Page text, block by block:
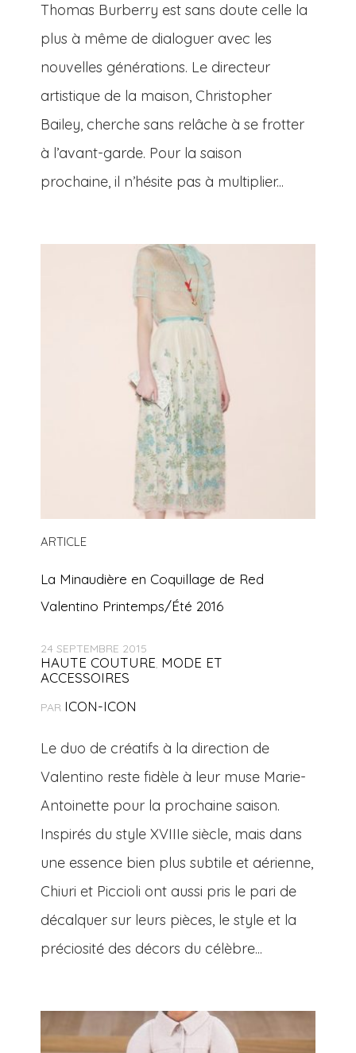
Thomas Burberry est sans doute celle la
plus à même de dialoguer avec les
nouvelles générations. Le directeur
artistique de la maison, Christopher
Bailey, cherche sans relâche à se frotter
à l’avant-garde. Pour la saison
prochaine, il n’hésite pas à multiplier...
ARTICLE
La Minaudière en Coquillage de Red
Valentino Printemps/Été 2016
24 SEPTEMBRE 2015
HAUTE COUTURE, MODE ET
ACCESSOIRES
PAR ICON-ICON
Le duo de créatifs à la direction de
Valentino reste fidèle à leur muse Marie-
Antoinette pour la prochaine saison.
Inspirés du style XVIIIe siècle, mais dans
une essence bien plus subtile et aérienne,
Chiuri et Piccioli ont aussi pris le pari de
décalquer sur leurs pièces, le style et la
préciosité des décors du célèbre...